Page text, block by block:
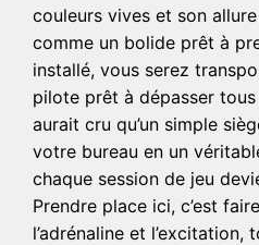
couleurs vives et son
comme un bolide prêt à
installé, vous serez
pilote prêt à dépasser
aurait cru qu’un simple
votre bureau en un
chaque session de jeu
Prendre place ici, c’est
l’adrénaline et l’excitation,